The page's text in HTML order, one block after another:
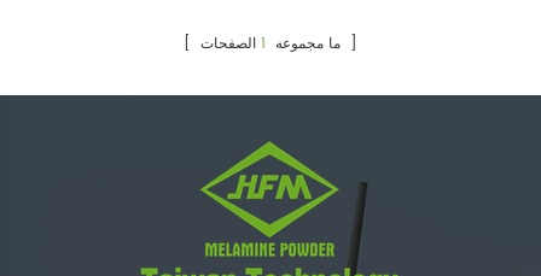
[ ما مجموعه 1 الصفحات ]